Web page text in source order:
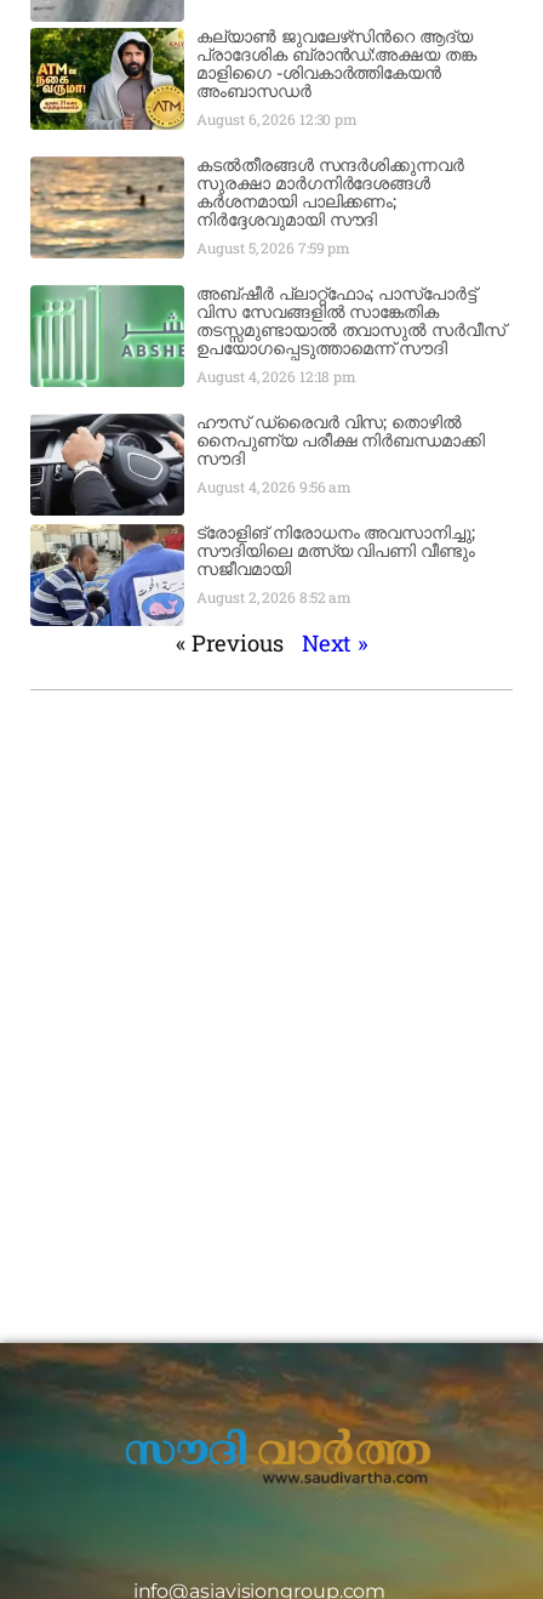
കല്യാണ്‍ ജുവലേഴ്‌സിന്‍റെ ആദ്യ
പ്രാദേശിക ബ്രാന്‍ഡ്:അക്ഷയ തങ്ക
മാളിഗൈ -ശിവകാര്‍ത്തികേയൻ
അംബാസഡര്‍
August 6, 2026 12:30 pm
കടൽതീരങ്ങൾ സന്ദർശിക്കുന്നവർ
സുരക്ഷാ മാർഗനിർദേശങ്ങൾ
കർശനമായി പാലിക്കണം;
നിർദ്ദേശവുമായി സൗദി
August 5, 2026 7:59 pm
അബ്ഷീർ പ്ലാറ്റ്‌ഫോം; പാസ്‌പോർട്ട്
വിസ സേവങ്ങളിൽ സാങ്കേതിക
തടസ്സമുണ്ടായാൽ തവാസുൽ സർവീസ്
ഉപയോഗപ്പെടുത്താമെന്ന് സൗദി
August 4, 2026 12:18 pm
ഹൗസ് ഡ്രൈവർ വിസ; തൊഴിൽ
നൈപുണ്യ പരീക്ഷ നിർബന്ധമാക്കി
സൗദി
August 4, 2026 9:56 am
ട്രോളിങ് നിരോധനം അവസാനിച്ചു;
സൗദിയിലെ മത്സ്യ വിപണി വീണ്ടും
സജീവമായി
August 2, 2026 8:52 am
« Previous Next »
info@asiavisiongroup.com